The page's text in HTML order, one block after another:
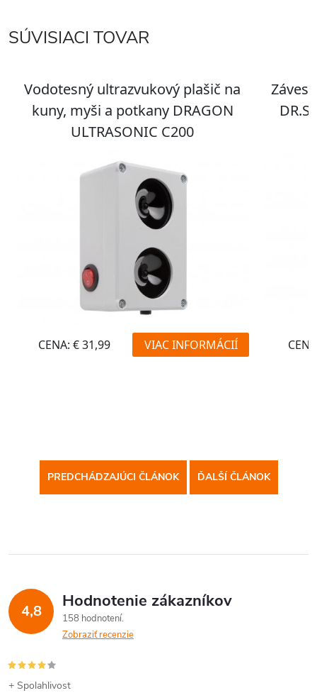
SÚVISIACI TOVAR
PREDCHÁDZAJÚCI ČLÁNOK ĎALŠÍ ČLÁNOK
4,8 Hodnotenie zákazníkov
158 hodnotení
Zobraziť recenzie
+ Spolahlivost